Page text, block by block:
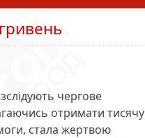
чергове
отримати тисячу
стала жертвою